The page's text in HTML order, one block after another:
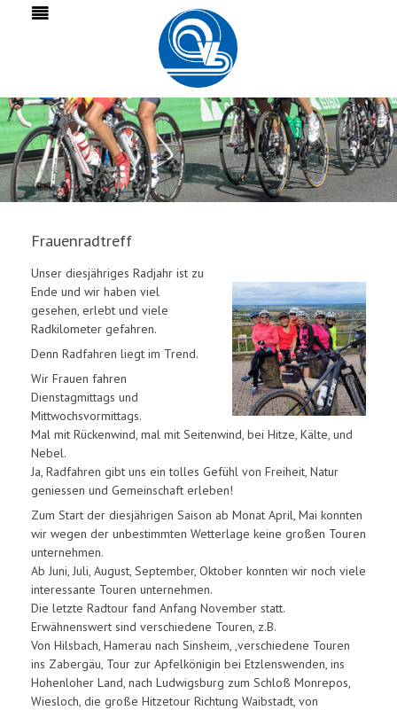
Frauenradtreff
Unser diesjähriges Radjahr ist zu
Ende und wir haben viel
gesehen, erlebt und viele
Radkilometer gefahren.
Denn Radfahren liegt im Trend.
Wir Frauen fahren
Dienstagmittags und
Mittwochsvormittags.
Mal mit Rückenwind, mal mit Seitenwind, bei Hitze, Kälte, und
Nebel.
Ja, Radfahren gibt uns ein tolles Gefühl von Freiheit, Natur
geniessen und Gemeinschaft erleben!
Zum Start der diesjährigen Saison ab Monat April, Mai konnten
wir wegen der unbestimmten Wetterlage keine großen Touren
unternehmen.
Ab Juni, Juli, August, September, Oktober konnten wir noch viele
interessante Touren unternehmen.
Die letzte Radtour fand Anfang November statt.
Erwähnenswert sind verschiedene Touren, z.B.
Von Hilsbach, Hamerau nach Sinsheim, ,verschiedene Touren
ins Zabergäu, Tour zur Apfelkönigin bei Etzlenswenden, ins
Hohenloher Land, nach Ludwigsburg zum Schloß Monrepos,
Wiesloch, die große Hitzetour Richtung Waibstadt, von